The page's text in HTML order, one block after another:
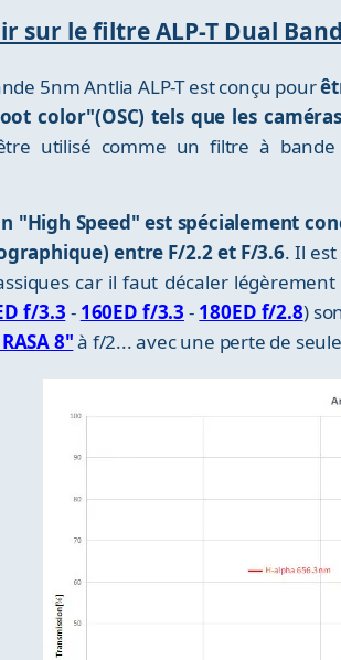
sur le filtre ALP-T Dual
5nm Antlia ALP-T est conçu pour
color"(OSC) tels que les
utilisé comme un filtre à
"High Speed" est spécialement
entre F/2.2 et F/3.6. Il
car il faut décaler
f/3.3 - 160ED f/3.3 - 180ED f/2.8)
8"à f/2... avec une perte de